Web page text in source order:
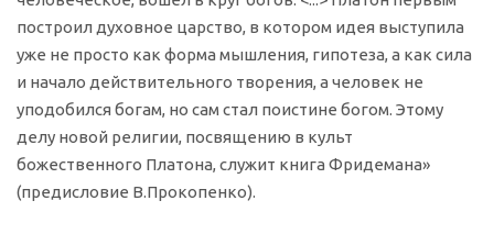
построил духовное царство, в котором идея выступила
уже не просто как форма мышления, гипотеза, а как сила
и начало действительного творения, а человек не
уподобился богам, но сам стал поистине богом. Этому
делу новой религии, посвящению в культ
божественного Платона, служит книга Фридемана»
(предисловие В.Прокопенко).